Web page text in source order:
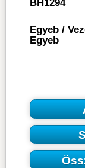
BH1294
Egyeb/
Egyeb